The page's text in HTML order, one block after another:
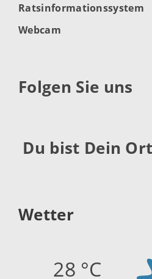
Ratsinformationssystem
Webcam
Folgen Sie uns
Du bist Dein Ort
Wetter
28 °C